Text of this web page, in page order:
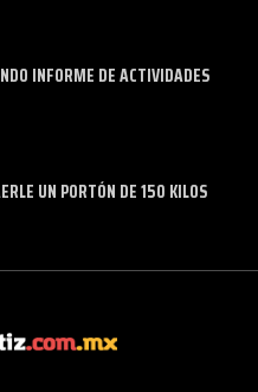
INFORME DE ACTIVIDADES
UN PORTÓN DE 150 KILOS